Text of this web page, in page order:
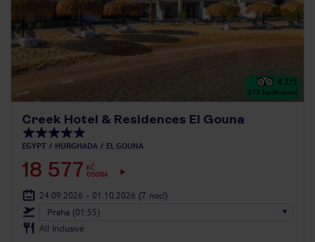
4.7/5
275 hodnocení
Creek Hotel & Residences El Gouna
EGYPT HURGHADA EL GOUNA
18 577 KČ
OSOBA
24.09.2026 - 01.10.2026 (7 nocí)
Praha (01:55)
All Inclusive